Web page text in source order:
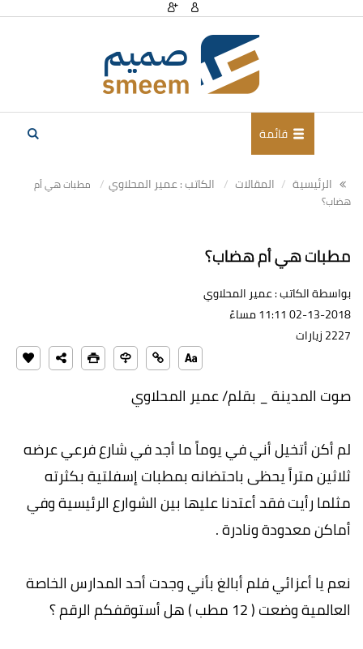
قائمة
الرئيسية المقالات الكاتب : عمير المحلاوي
مطبات هي أم
هضاب؟
مطبات هي أم هضاب؟
بواسطة الكاتب : عمير المحلاوي
02-13-2018 11:11 مساءً
2227 زيارات
صوت المدينة _ بقلم/ عمير المحلاوي
لم أكن أتخيل أني في يوماً ما أجد في شارع فرعي عرضه
ثلاثين متراً يحظى باحتضانه بمطبات إسفلتية بكثرته
مثلما رأيت فقد أعتدنا عليها بين الشوارع الرئيسية وفي
أماكن معدودة ونادرة .
نعم يا أعزائي فلم أبالغ بأني وجدت أحد المدارس الخاصة
العالمية وضعت ( 12 مطب ) هل أستوقفكم الرقم ؟